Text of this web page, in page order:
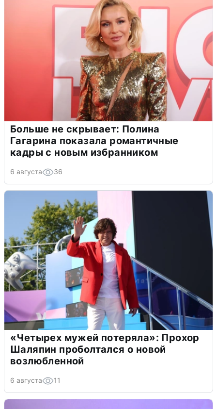
Больше не скрывает: Полина
Гагарина показала романтичные
кадры с новым избранником
6 августа 36
«Четырех мужей потеряла»: Прохор
Шаляпин проболтался о новой
возлюбленной
6 августа 11